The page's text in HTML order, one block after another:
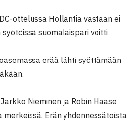
ottelussa Hollantia vastaan ei
suomalaispari voitti
erää lähti syöttämään
Nieminen ja Robin Haase
Erän yhdennessätoista